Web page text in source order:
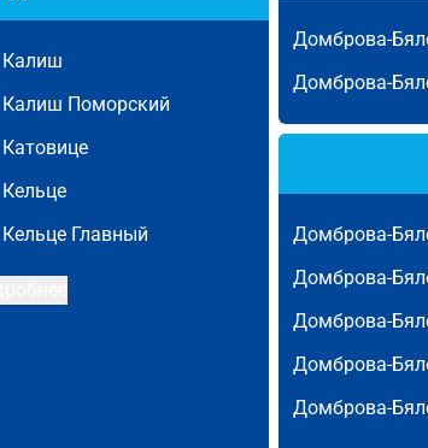
Домброва-
Домброва-
Калиш
Калиш Поморский
Катовице
Кельце
Кельце Главный Домброва-
Домброва-
Домброва-
Домброва-
Домброва-